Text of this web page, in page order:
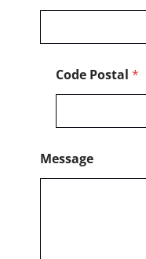
Code Postal *
Message